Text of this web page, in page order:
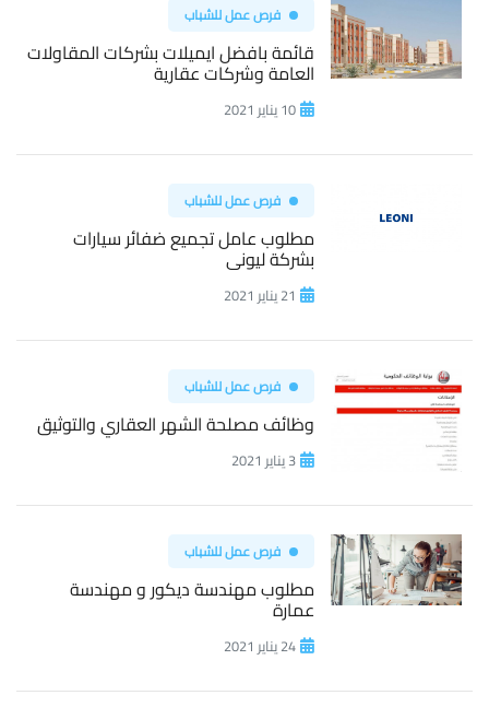
فرص عمل للشباب
قائمة بافضل ايميلات بشركات المقاولات
العامة وشركات عقارية
10 يناير 2021
فرص عمل للشباب
مطلوب عامل تجميع ضفائر سيارات
بشركة ليونى
21 يناير 2021
فرص عمل للشباب
وظائف مصلحة الشهر العقاري والتوثيق
3 يناير 2021
فرص عمل للشباب
مطلوب مهندسة ديكور و مهندسة
عمارة
24 يناير 2021